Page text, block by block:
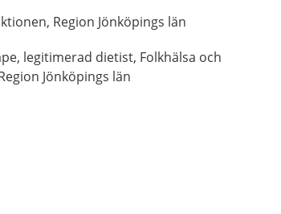
Region Jönköpings län
legitimerad dietist, Folkhälsa och
Jönköpings län